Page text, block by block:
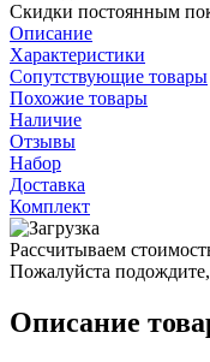
Скидки постоянным
Описание
Характеристики
Сопутствующие товары
Похожие товары
Наличие
Отзывы
Набор
Доставка
Комплект
Рассчитываем
Пожалуйста
Описание